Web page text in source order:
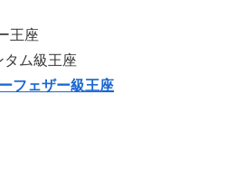
王座
タム級王座
フェザー級王座